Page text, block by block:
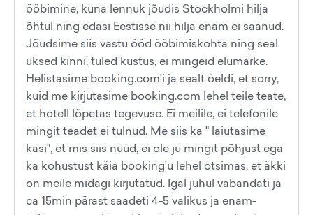
ööbimine, kuna lennuk jõudis Stockholmi hilja
õhtul ning edasi Eestisse nii hilja enam ei saanud.
Jõudsime siis vastu ööd ööbimiskohta ning seal
uksed kinni, tuled kustus, ei mingeid elumärke.
Helistasime booking.com'i ja sealt öeldi, et sorry,
kuid me kirjutasime booking.com lehel teile teate,
et hotell lõpetas tegevuse. Ei meilile, ei telefonile
mingit teadet ei tulnud. Me siis ka " laiutasime
käsi", et mis siis nüüd, ei ole ju mingit põhjust ega
ka kohustust käia booking'u lehel otsimas, et äkki
on meile midagi kirjutatud. Igal juhul vabandati ja
ca 15min pärast saadeti 4-5 valikus ja enam-